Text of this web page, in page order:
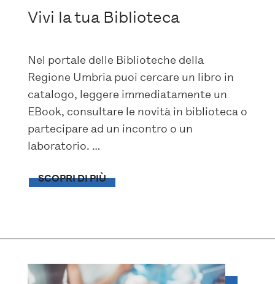
Vivi la tua Biblioteca
Nel portale delle Biblioteche della
Regione Umbria puoi cercare un libro in
catalogo, leggere immediatamente un
EBook, consultare le novità in biblioteca o
partecipare ad un incontro o un
laboratorio. …
SCOPRI DI PIÙ